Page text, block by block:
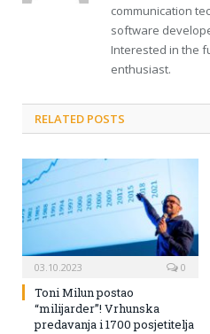
communication
software
Interested in the
enthusiast.
RELATED POSTS
03.10.2023 0
Toni Milun postao
“milijarder”! Vrhunska
predavanja i 1700 posjetitelja